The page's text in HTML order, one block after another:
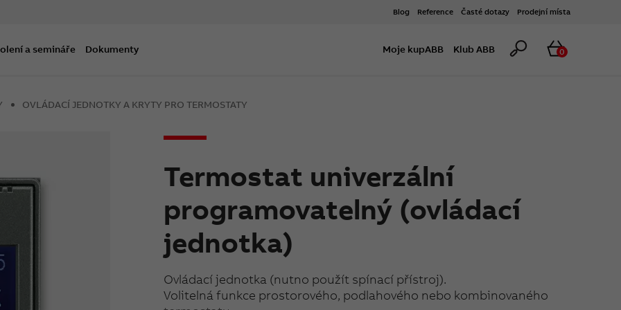
Blog Reference Časté dotazy Prodejní místa
a semináře Dokumenty Moje kupABB Klub ABB Hledat
0
OVLÁDACÍ JEDNOTKY A KRYTY PRO TERMOSTATY
Termostat univerzální
programovatelný (ovládací
jednotka)
Ovládací jednotka (nutno použít spínací přístroj).
Volitelná funkce prostorového, podlahového nebo kombinovaného